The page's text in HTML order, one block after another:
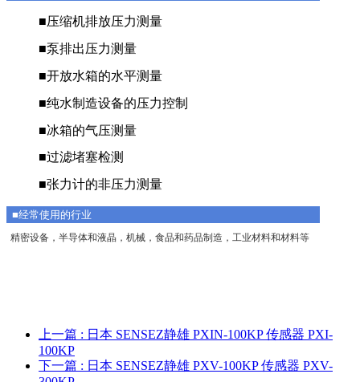
■压缩机排放压力测量
■泵排出压力测量
■开放水箱的水平测量
■纯水制造设备的压力控制
■冰箱的气压测量
■过滤堵塞检测
■张力计的非压力测量
■经常使用的行业
精密设备，半导体和液晶，机械，食品和药品制造，工业材料和材料等
上一篇 : 日本 SENSEZ静雄 PXIN-100KP 传感器 PXI-
100KP
下一篇 : 日本 SENSEZ静雄 PXV-100KP 传感器 PXV-